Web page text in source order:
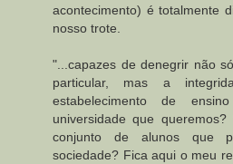
acontecimento) é totalmente
nosso trote.
"...capazes de denegrir não
particular, mas a
estabelecimento de
universidade que
conjunto de alunos que
sociedade? Fica aqui o meu